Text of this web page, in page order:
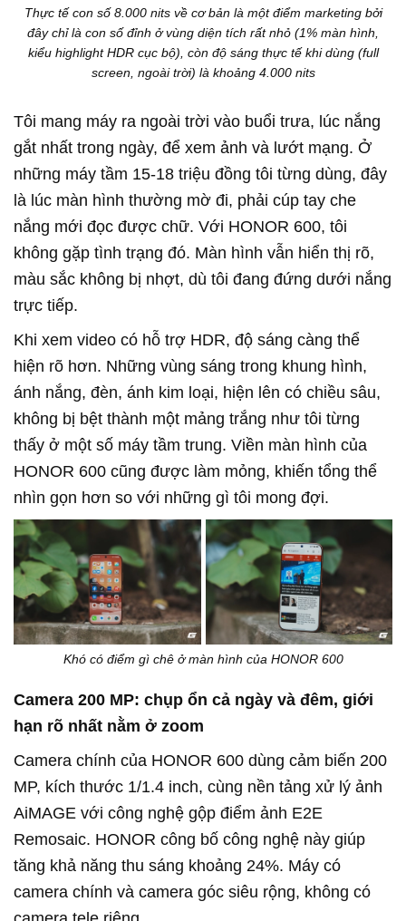
Thực tế con số 8.000 nits về cơ bản là một điểm marketing bởi
đây chỉ là con số đỉnh ở vùng diện tích rất nhỏ (1% màn hình,
kiểu highlight HDR cục bộ), còn độ sáng thực tế khi dùng (full
screen, ngoài trời) là khoảng 4.000 nits
Tôi mang máy ra ngoài trời vào buổi trưa, lúc nắng
gắt nhất trong ngày, để xem ảnh và lướt mạng. Ở
những máy tầm 15-18 triệu đồng tôi từng dùng, đây
là lúc màn hình thường mờ đi, phải cúp tay che
nắng mới đọc được chữ. Với HONOR 600, tôi
không gặp tình trạng đó. Màn hình vẫn hiển thị rõ,
màu sắc không bị nhợt, dù tôi đang đứng dưới nắng
trực tiếp.
Khi xem video có hỗ trợ HDR, độ sáng càng thể
hiện rõ hơn. Những vùng sáng trong khung hình,
ánh nắng, đèn, ánh kim loại, hiện lên có chiều sâu,
không bị bệt thành một mảng trắng như tôi từng
thấy ở một số máy tầm trung. Viền màn hình của
HONOR 600 cũng được làm mỏng, khiến tổng thể
nhìn gọn hơn so với những gì tôi mong đợi.
Khó có điểm gì chê ở màn hình của HONOR 600
Camera 200 MP: chụp ổn cả ngày và đêm, giới
hạn rõ nhất nằm ở zoom
Camera chính của HONOR 600 dùng cảm biến 200
MP, kích thước 1/1.4 inch, cùng nền tảng xử lý ảnh
AiMAGE với công nghệ gộp điểm ảnh E2E
Remosaic. HONOR công bố công nghệ này giúp
tăng khả năng thu sáng khoảng 24%. Máy có
camera chính và camera góc siêu rộng, không có